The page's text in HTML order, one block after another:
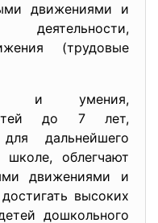
движениями и
(трудовые
и умения,
до 7 лет,
дальнейшего
облегчают
движениями и
высоких
дошкольного